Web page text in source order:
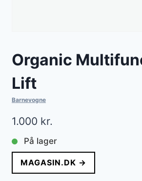
Organic
Lift
Barnevogne
1.000 kr.
På lager
MAGASIN.DK →